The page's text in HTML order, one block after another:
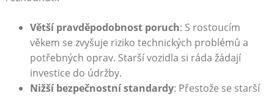
Větší pravděpodobnost poruch: S‍ rostoucím
věkem se‍ zvyšuje riziko technických problémů a
potřebných⁣ oprav. Starší vozidla si ráda žádají
investice ​do údržby.
Nižší bezpečnostní standardy: Přestože se starší